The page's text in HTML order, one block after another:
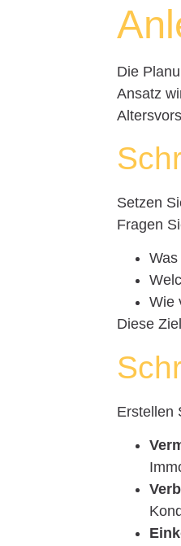
Die
Ansatz
Setzen
Fragen
Wie
Diese
Erstellen